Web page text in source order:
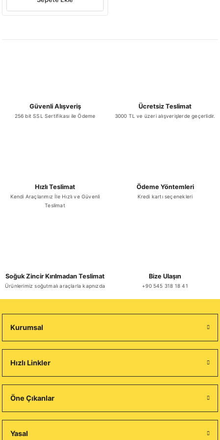
Güvenli Alışveriş
256 bit SSL Sertifikası ile Ödeme
Ücretsiz Teslimat
3000 TL ve üzeri alışverişlerde geçerlidir.
Hızlı Teslimat
Kendi Araçlarımız İle Hızlı ve Güvenli
Teslimat
Ödeme Yöntemleri
Kredi kartı seçenekleri
Soğuk Zincir Kırılmadan Teslimat
Ürünlerimiz soğutmalı araçlarla kapnızda
Bize Ulaşın
+90 545 318 18 41
Kurumsal
Hızlı Linkler
Öne Çıkanlar
Yasal